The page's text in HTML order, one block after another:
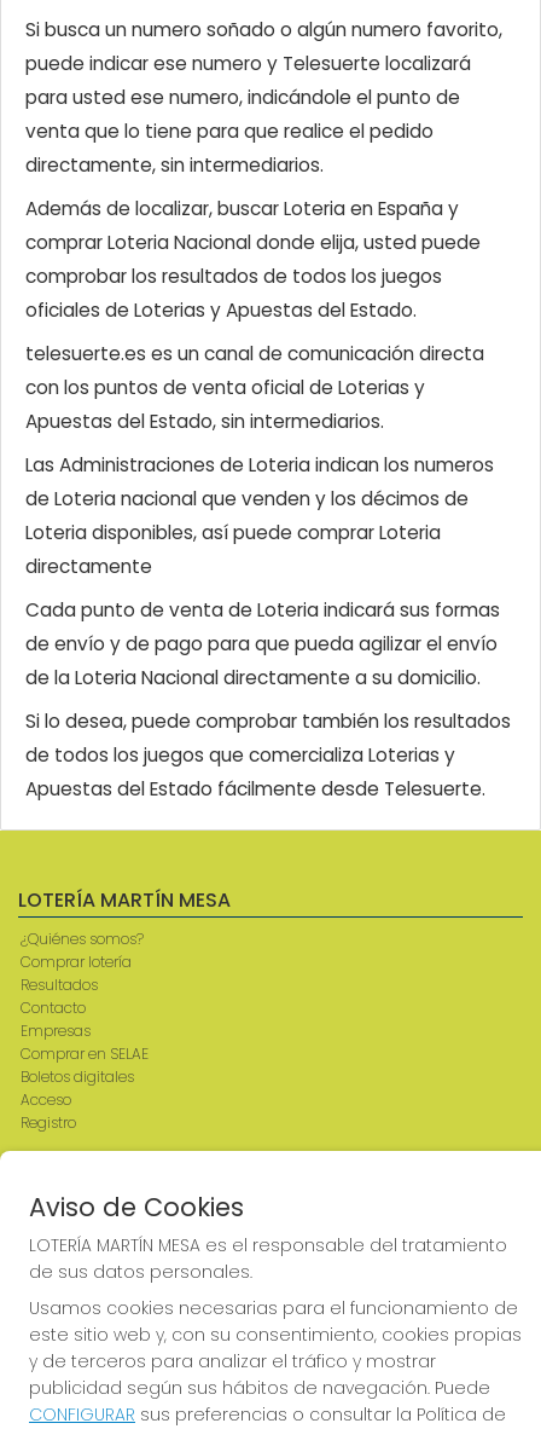
Si busca un numero soñado o algún numero favorito,
puede indicar ese numero y Telesuerte localizará
para usted ese numero, indicándole el punto de
venta que lo tiene para que realice el pedido
directamente, sin intermediarios.
Además de localizar, buscar Loteria en España y
comprar Loteria Nacional donde elija, usted puede
comprobar los resultados de todos los juegos
oficiales de Loterias y Apuestas del Estado.
telesuerte.es es un canal de comunicación directa
con los puntos de venta oficial de Loterias y
Apuestas del Estado, sin intermediarios.
Las Administraciones de Loteria indican los numeros
de Loteria nacional que venden y los décimos de
Loteria disponibles, así puede comprar Loteria
directamente
Cada punto de venta de Loteria indicará sus formas
de envío y de pago para que pueda agilizar el envío
de la Loteria Nacional directamente a su domicilio.
Si lo desea, puede comprobar también los resultados
de todos los juegos que comercializa Loterias y
Apuestas del Estado fácilmente desde Telesuerte.
LOTERÍA MARTÍN MESA
¿Quiénes somos?
Comprar lotería
Resultados
Contacto
Empresas
Comprar en SELAE
Boletos digitales
Acceso
Registro
CONTACTO
ADMINISTRACION DE LOTERIAS: 2-CIUDAD RODRIGO -
RECEPTOR OFICIAL: 64380
923482019
web@admon2martinmesa.es
Aviso de Cookies
LOTERÍA MARTÍN MESA es el responsable del tratamiento
de sus datos personales.
Usamos cookies necesarias para el funcionamiento de
este sitio web y, con su consentimiento, cookies propias
y de terceros para analizar el tráfico y mostrar
publicidad según sus hábitos de navegación. Puede
CONFIGURAR sus preferencias o consultar la Política de